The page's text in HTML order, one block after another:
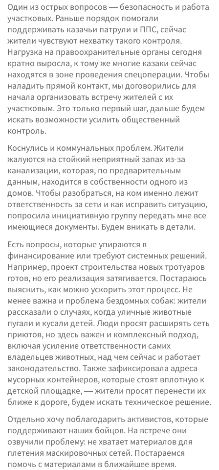
Один из острых вопросов — безопасность и работа
участковых. Раньше порядок помогали
поддерживать казачьи патрули и ППС, сейчас
жители чувствуют нехватку такого контроля.
Нагрузка на правоохранительные органы сегодня
кратно выросла, к тому же многие казаки сейчас
находятся в зоне проведения спецоперации. Чтобы
наладить прямой контакт, мы договорились для
начала организовать встречу жителей с их
участковым. Это только первый шаг, дальше будем
искать возможности усилить общественный
контроль.
Коснулись и коммунальных проблем. Жители
жалуются на стойкий неприятный запах из-за
канализации, которая, по предварительным
данным, находится в собственности одного из
домов. Чтобы разобраться, на ком именно лежит
ответственность за сети и как исправить ситуацию,
попросила инициативную группу передать мне все
имеющиеся документы. Будем вникать в детали.
Есть вопросы, которые упираются в
финансирование или требуют системных решений.
Например, проект строительства новых тротуаров
готов, но его реализация затягивается. Постараюсь
выяснить, как можно ускорить этот процесс. Не
менее важна и проблема бездомных собак: жители
рассказали о случаях, когда уличные животные
пугали и кусали детей. Люди просят расширять сеть
приютов, но здесь важен и комплексный подход,
включая усиление ответственности самих
владельцев животных, над чем сейчас и работает
законодательство. Также зафиксировала адреса
мусорных контейнеров, которые стоят вплотную к
детской площадке, — жители просят перенести их
ближе к дороге, будем искать техническое решение.
Отдельно хочу поблагодарить активистов, которые
поддерживают наших бойцов. На встрече они
озвучили проблему: не хватает материалов для
плетения маскировочных сетей. Постараемся
помочь с материалами в ближайшее время.